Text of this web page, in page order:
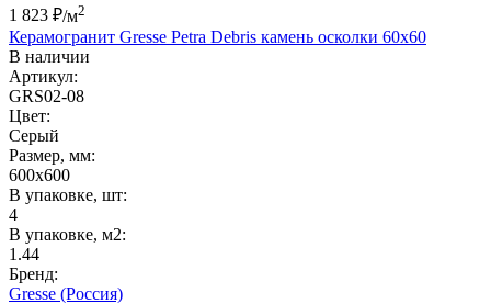
1 823 ₽/м2
Керамогранит Gresse Petra Debris камень осколки 60х60
В наличии
Артикул:
GRS02-08
Цвет:
Серый
Размер, мм:
600x600
В упаковке, шт:
4
В упаковке, м2:
1.44
Бренд:
Gresse (Россия)